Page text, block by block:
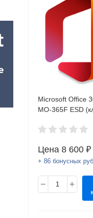
Microsoft Office
MO-365F ESD
Цена 8 600 ₽
+ 86 бонусных